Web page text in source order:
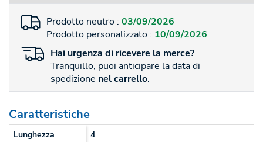
Prodotto neutro : 03/09/2026
Prodotto personalizzato : 10/09/2026
Hai urgenza di ricevere la merce?
Tranquillo, puoi anticipare la data di
spedizione nel carrello.
Caratteristiche
Lunghezza
4